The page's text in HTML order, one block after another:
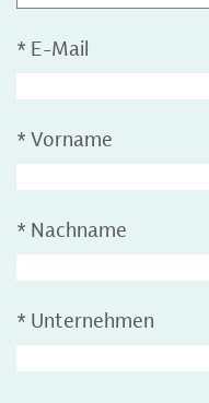
* E-Mail
* Vorname
* Nachname
* Unternehmen